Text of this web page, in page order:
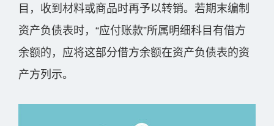
目，收到材料或商品时再予以转销。若期末编制
资产负债表时，“应付账款”所属明细科目有借方
余额的，应将这部分借方余额在资产负债表的资
产方列示。